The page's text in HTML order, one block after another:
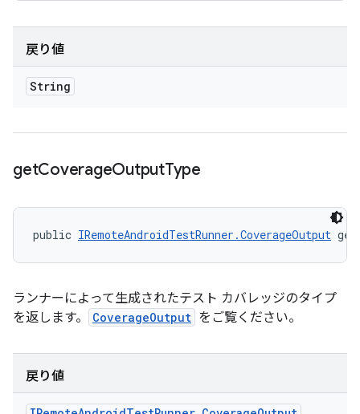
戻り値
String
getCoverageOutputType
public IRemoteAndroidTestRunner.CoverageOutput
ランナーによって生成されたテスト カバレッジのタイプ
を返します。
CoverageOutput をご覧ください。
戻り値